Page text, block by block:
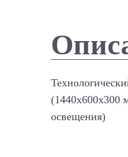
(1440х600х300
освещения)